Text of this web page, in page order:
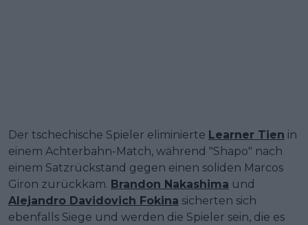
Der tschechische Spieler eliminierte Learner Tien in
einem Achterbahn-Match, während "Shapo" nach
einem Satzrückstand gegen einen soliden Marcos
Giron zurückkam. Brandon Nakashima und
Alejandro Davidovich Fokina sicherten sich
ebenfalls Siege und werden die Spieler sein, die es